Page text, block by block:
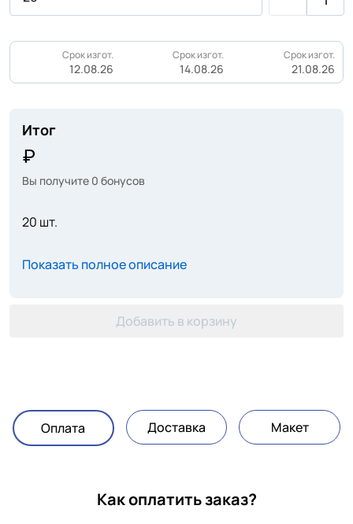
Срок изгот.
12.08.26
Срок изгот.
14.08.26
Срок изгот.
21.08.26
Итог
Вы получите 0 бонусов
20 шт.
Показать полное описание
Добавить в корзину
Оплата Доставка Макет
Как оплатить заказ?